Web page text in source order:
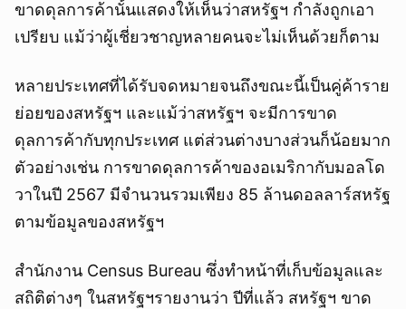
ขาดดุลการค้านั้นแสดงให้เห็นว่าสหรัฐฯ กำลังถูกเอา
เปรียบ แม้ว่าผู้เชี่ยวชาญหลายคนจะไม่เห็นด้วยก็ตาม
หลายประเทศที่ได้รับจดหมายจนถึงขณะนี้เป็นคู่ค้าราย
ย่อยของสหรัฐฯ และแม้ว่าสหรัฐฯ จะมีการขาด
ดุลการค้ากับทุกประเทศ แต่ส่วนต่างบางส่วนก็น้อยมาก
ตัวอย่างเช่น การขาดดุลการค้าของอเมริกากับมอลโด
วาในปี 2567 มีจำนวนรวมเพียง 85 ล้านดอลลาร์สหรัฐ
ตามข้อมูลของสหรัฐฯ
สำนักงาน Census Bureau ซึ่งทำหน้าที่เก็บข้อมูลและ
สถิติต่างๆ ในสหรัฐฯรายงานว่า ปีที่แล้ว สหรัฐฯ ขาด